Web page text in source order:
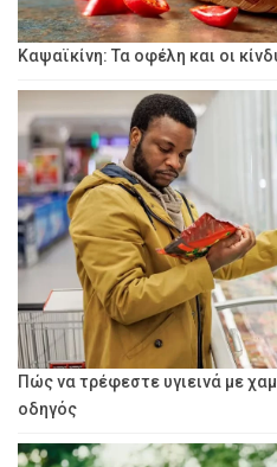
Καψαϊκίνη: Τα οφέλη και οι
Πώς να τρέφεστε υγιεινά με
οδηγός